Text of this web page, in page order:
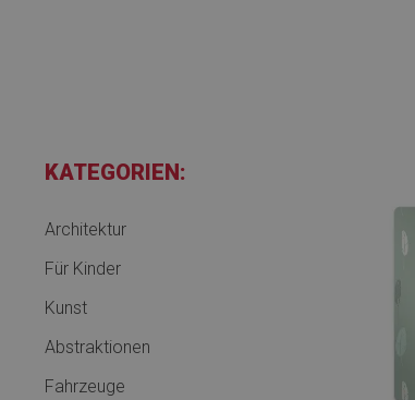
KATEGORIEN:
Architektur
Für Kinder
Kunst
Abstraktionen
Fahrzeuge